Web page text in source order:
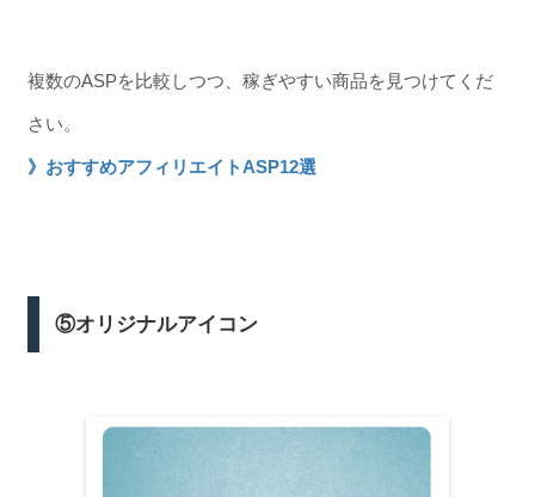
複数のASPを比較しつつ、稼ぎやすい商品を見つけてくだ
さい。
》おすすめアフィリエイトASP12選
⑤オリジナルアイコン